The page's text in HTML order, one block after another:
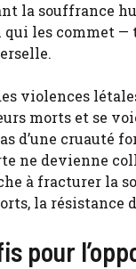
la souffrance
qui les commet
violences
morts et se
d’une cruauté
ne devienne
à fracturer la
la
pour